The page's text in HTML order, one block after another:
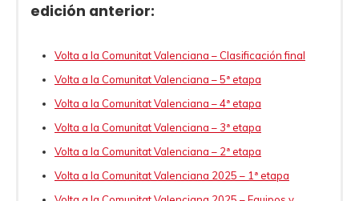
edición anterior:
Volta a la Comunitat Valenciana – Clasificación final
Volta a la Comunitat Valenciana – 5ª etapa
Volta a la Comunitat Valenciana – 4ª etapa
Volta a la Comunitat Valenciana – 3ª etapa
Volta a la Comunitat Valenciana – 2ª etapa
Volta a la Comunitat Valenciana 2025 – 1ª etapa